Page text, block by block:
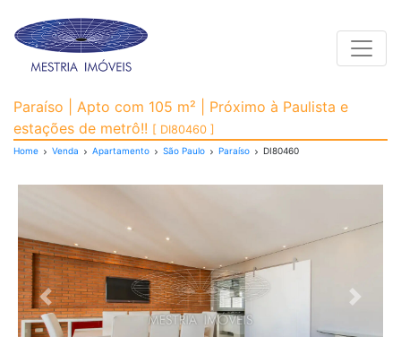
Apartamento para
Paraíso | Apto com 105 m² | Próximo à Paulista e
estações de metrô!! [ DI80460 ]
Home Venda Apartamento São Paulo Paraíso DI80460
Previous Next